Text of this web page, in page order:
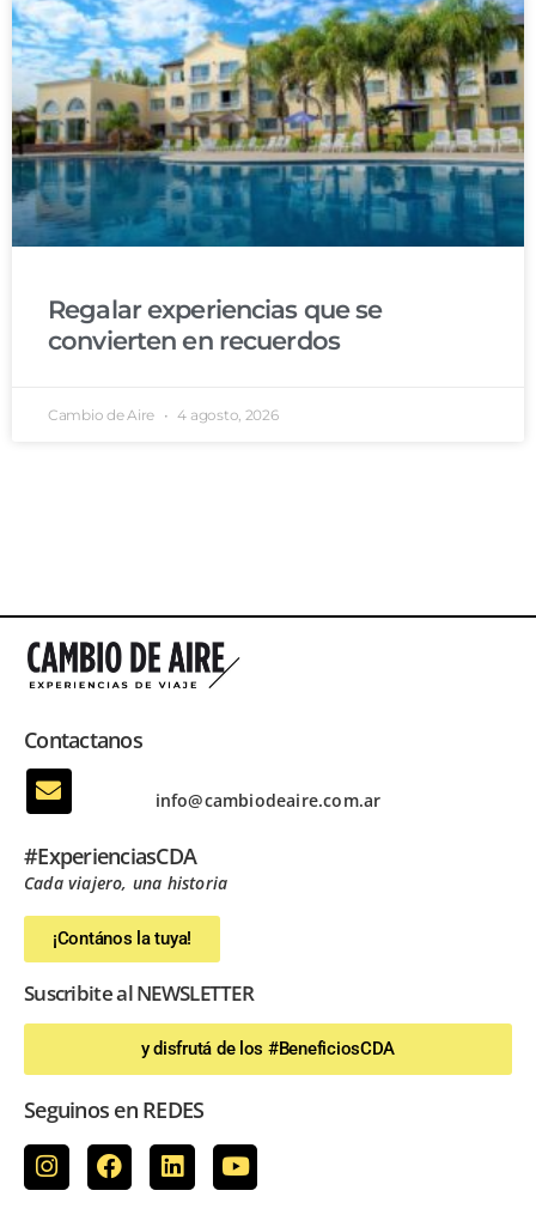
Regalar experiencias que se
convierten en recuerdos
Cambio de Aire 4 agosto, 2026
Contactanos
info@cambiodeaire.com.ar
#ExperienciasCDA
Cada viajero, una historia
¡Contános la tuya!
Suscribite al NEWSLETTER
y disfrutá de los #BeneficiosCDA
Seguinos en REDES